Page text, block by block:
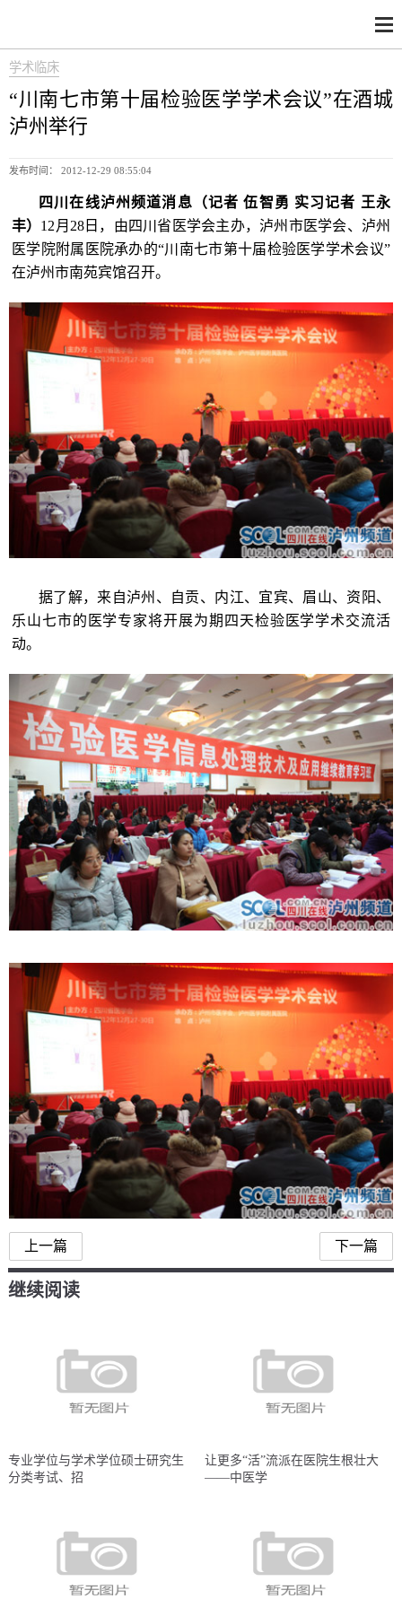
学术临床
“川南七市第十届检验医学学术会议”在酒城
泸州举行
发布时间： 2012-12-29 08:55:04
四川在线泸州频道消息（记者 伍智勇 实习记者 王永
丰） 12月28日，由四川省医学会主办，泸州市医学会、泸州
医学院附属医院承办的“川南七市第十届检验医学学术会议”
在泸州市南苑宾馆召开。
据了解，来自泸州、自贡、内江、宜宾、眉山、资阳、
乐山七市的医学专家将开展为期四天检验医学学术交流活
动。
上一篇 下一篇
继续阅读
专业学位与学术学位硕士研究生
分类考试、招
让更多“活”流派在医院生根壮大
——中医学